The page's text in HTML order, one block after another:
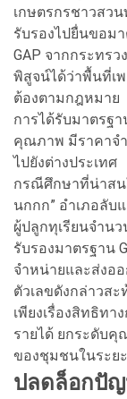
เกษตรกรชาวสว
รับรองไปยื่นขอม
GAP จากกระทร
พิสูจน์ได้ว่าพื้นที่เ
ต้องตามกฎหมาย
การได้รับมาตรฐ
คุณภาพ มีราคาจ
ไปยังต่างประเทศ
กรณีศึกษาที่น่าสน
นกกก” อำเภอลับ
ผู้ปลูกทุเรียนจำน
รับรองมาตรฐาน
จำหน่ายและส่งอ
ตัวเลขดังกล่าวส
เพียงเรื่องสิทธิท
รายได้ ยกระดับคุ
ของชุมชนในระย
ปลดล็อกปัญ